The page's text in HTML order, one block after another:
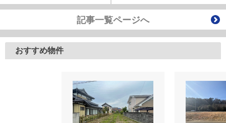
記事一覧ページへ
おすすめ物件